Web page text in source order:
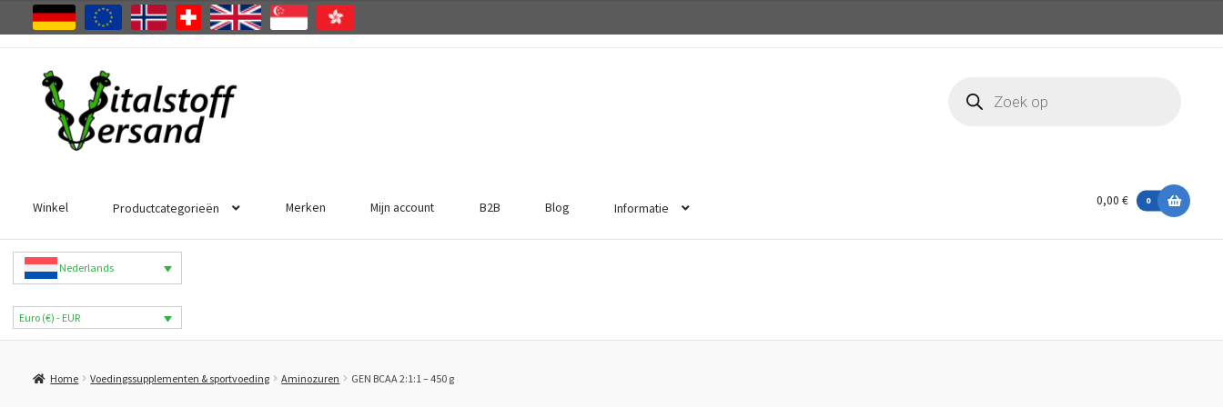
Ga
door
naar
navigatie
Ga
naar
inhoud
zoeken
Winkel Productcategorieën Merken Mijn account B2B Blog Informatie
0,00 € 0
Nederlands
Euro (€) - EUR
Home Voedingssupplementen & sportvoeding Aminozuren GEN BCAA 2:1:1 – 450 g